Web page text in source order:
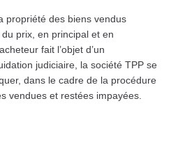
propriété des biens vendus
prix, en principal et en
fait l’objet d’un
judiciaire, la société TPP se
dans le cadre de la procédure
vendues et restées impayées.